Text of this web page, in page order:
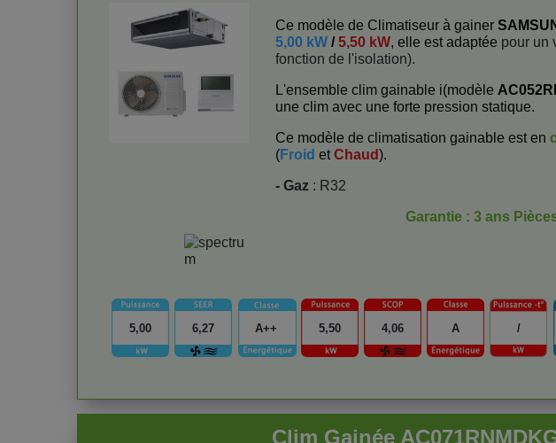
Ce modèle de Climatiseur à gainer
5,00 kW /5,50 kW, elle est adaptée pour un
fonction de l'isolation).
L'ensemble clim gainable i(modèle
une clim avec une forte pression statique.
Ce modèle de climatisation gainable est en
(Froid et Chaud).
- Gaz : R32
Garantie : 3 ans
5,00 5,50 /
6,27 A++ 4,06 A
Clim Gainée